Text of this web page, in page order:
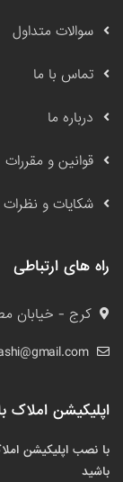
سوالات متداول
تماس با ما
درباره ما
قوانین و مقررات
شکایات و نظرات
راه های ارتباطی
کرج - خیابان
اپلیکیشن املاک
با نصب اپلیکیشن
باشید